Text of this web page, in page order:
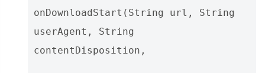
onDownloadStart ( String url ,
String
userAgent ,
String
contentDisposition ,